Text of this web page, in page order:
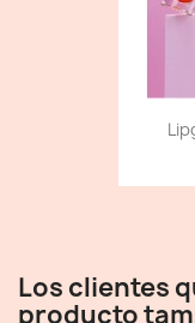
Los clientes
producto